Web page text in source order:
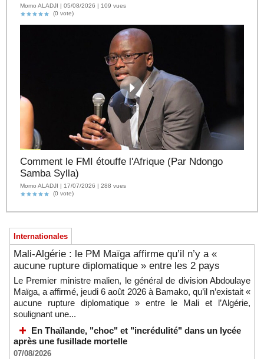
Momo ALADJI | 05/08/2026 | 109 vues
(0 vote)
Comment le FMI étouffe l'Afrique (Par Ndongo
Samba Sylla)
Momo ALADJI | 17/07/2026 | 288 vues
(0 vote)
Internationales
Mali-Algérie : le PM Maïga affirme qu’il n’y a «
aucune rupture diplomatique » entre les 2 pays
Le Premier ministre malien, le général de division Abdoulaye
Maïga, a affirmé, jeudi 6 août 2026 à Bamako, qu’il n’existait «
aucune rupture diplomatique » entre le Mali et l’Algérie,
soulignant une...
En Thaïlande, "choc" et "incrédulité" dans un lycée
après une fusillade mortelle
07/08/2026